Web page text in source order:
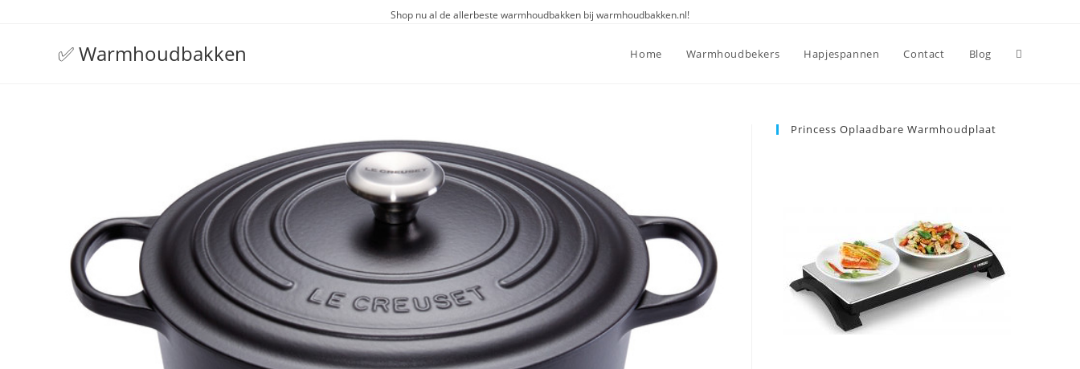
Shop nu al de allerbeste warmhoudbakken bij warmhoudbakken.nl!
✅ Warmhoudbakken Home Warmhoudbekers Hapjespannen Contact Blog
Princess Oplaadbare Warmhoudplaat